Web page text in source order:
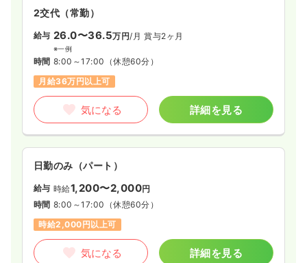
2交代（常勤）
給与 26.0〜36.5万円/月 賞与2ヶ月
※一例
時間 8:00～17:00 （休憩60分）
月給36万円以上可
気になる 詳細を見る
日勤のみ（パート）
給与 時給1,200〜2,000円
時間 8:00～17:00 （休憩60分）
時給2,000円以上可
気になる 詳細を見る